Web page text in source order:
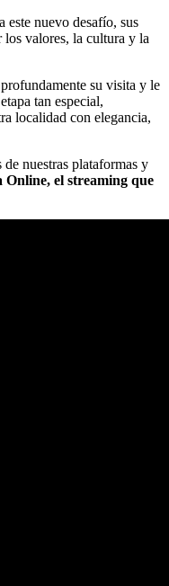
este nuevo desafío, sus
valores, la cultura y la
su visita y le
tan especial,
localidad con elegancia,
nuestras plataformas y
el streaming que